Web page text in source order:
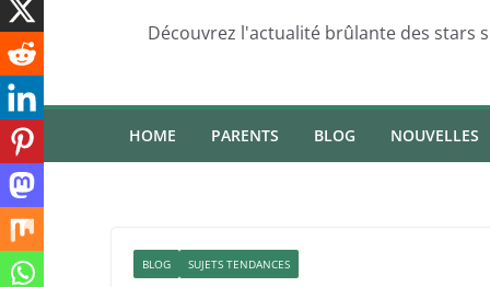
Découvrez l'actualité brûlante des stars
HOME PARENTS BLOG NOUVELLES
BLOG SUJETS TENDANCES